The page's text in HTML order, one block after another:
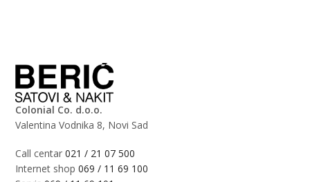
Colonial Co. d.o.o.
Valentina Vodnika 8, Novi Sad
Call centar021 / 21 07 500
Internet shop069 / 11 69 100